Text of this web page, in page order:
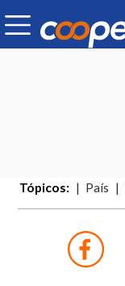
Tópicos: País